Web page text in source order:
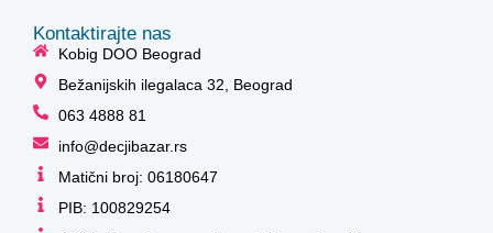
Kontaktirajte nas
Kobig DOO Beograd
Bežanijskih ilegalaca 32, Beograd
063 4888 81
info@decjibazar.rs
Matični broj: 06180647
PIB: 100829254